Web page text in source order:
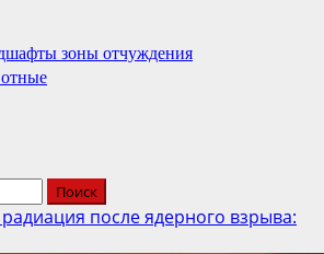
зоны отчуждения
после ядерного взрыва: